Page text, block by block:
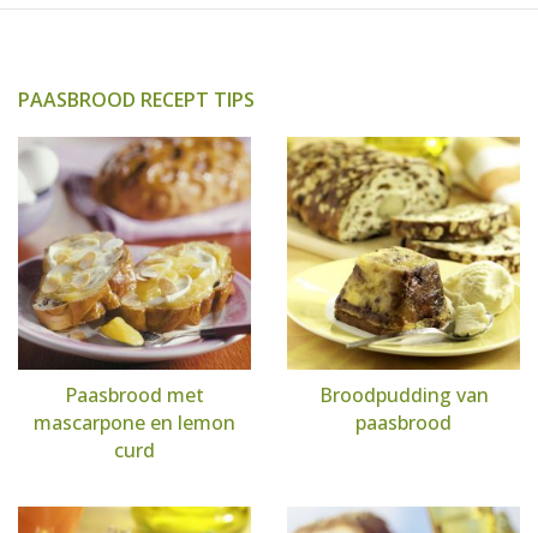
PAASBROOD RECEPT TIPS
Paasbrood met
mascarpone en lemon
curd
Broodpudding van
paasbrood